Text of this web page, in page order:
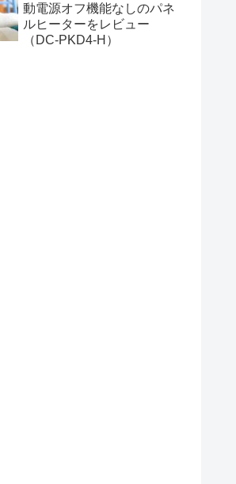
動電源オフ機能なしのパネ
ルヒーターをレビュー
（DC-PKD4-H）